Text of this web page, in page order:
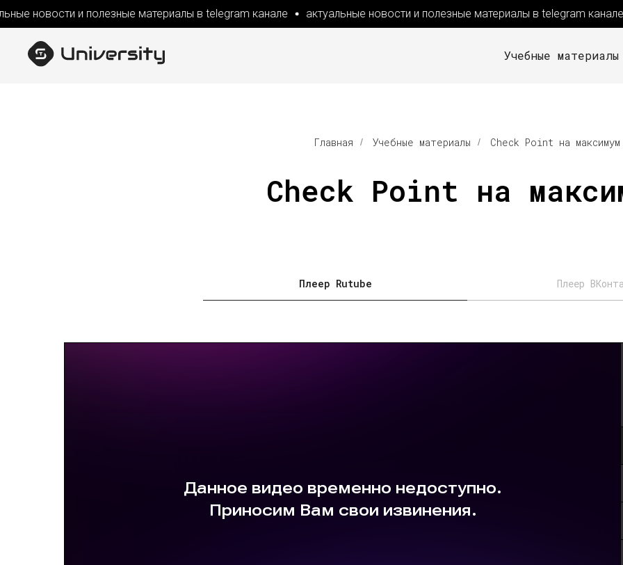
новости и полезные материалы в telegram канале актуальные новости и полезные материалы в telegram канале
Учебные материалы
Главная / Учебные материалы / Check Point на максимум
Check Point на
Плеер Rutube Плеер